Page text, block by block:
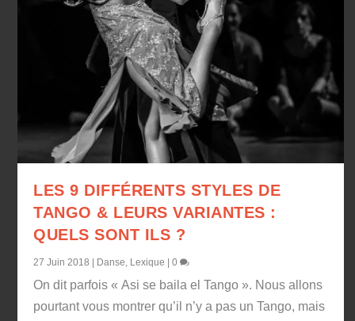
LES 9 DIFFÉRENTS STYLES DE
TANGO & LEURS VARIANTES :
QUELS SONT ILS ?
27 Juin 2018 Danse, Lexique |0
On dit parfois « Asi se baila el Tango ». Nous allons
pourtant vous montrer qu’il n’y a pas un Tango, mais